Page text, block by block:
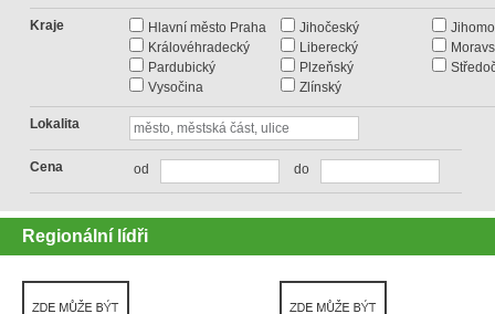
Kraje Hlavní město Praha Jihočeský
Královéhradecký
Liberecký
Pardubický
Plzeňský
Vysočina
Zlínský
Lokalita
Cena od do
Regionální lídři